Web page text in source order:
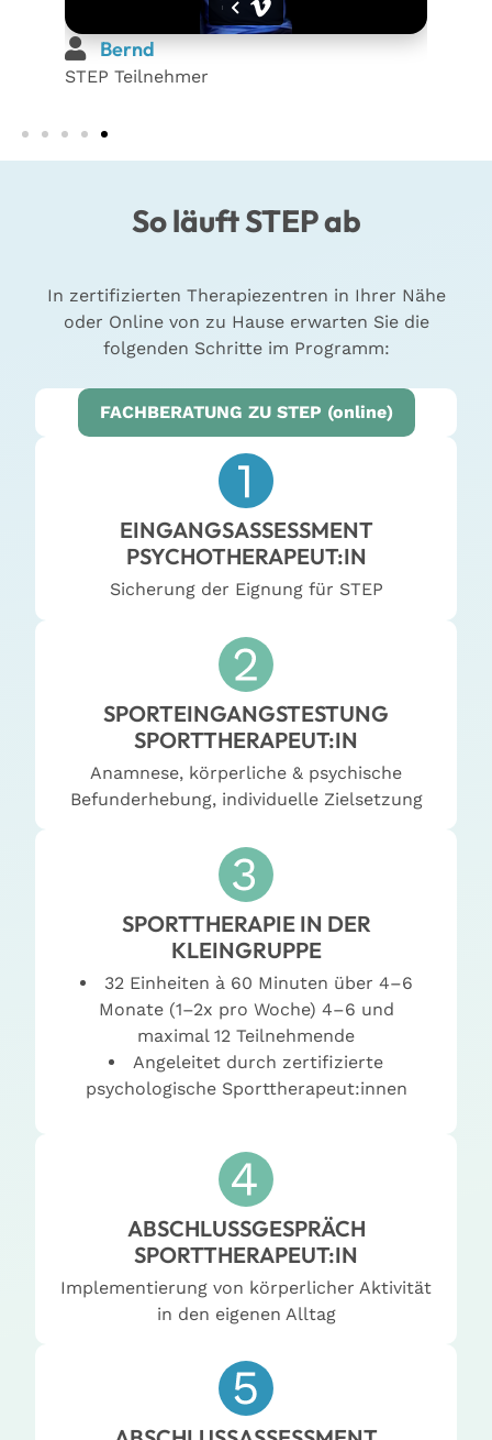
Bernd
STEP Teilnehmer
So läuft STEP ab
In zertifizierten Therapiezentren in Ihrer Nähe
oder Online von zu Hause erwarten Sie die
folgenden Schritte im Programm:
FACHBERATUNG ZU STEP (online)
EINGANGSASSESSMENT
PSYCHOTHERAPEUT:IN
Sicherung der Eignung für STEP
SPORTEINGANGSTESTUNG
SPORTTHERAPEUT:IN
Anamnese, körperliche & psychische
Befunderhebung, individuelle Zielsetzung
SPORTTHERAPIE IN DER
KLEINGRUPPE
32 Einheiten à 60 Minuten über 4–6
Monate (1–2x pro Woche) 4–6 und
maximal 12 Teilnehmende
Angeleitet durch zertifizierte
psychologische Sporttherapeut:innen
ABSCHLUSSGESPRÄCH
SPORTTHERAPEUT:IN
Implementierung von körperlicher Aktivität
in den eigenen Alltag